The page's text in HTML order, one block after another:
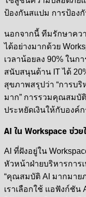
ป้องกันสแปม การป้อง
นอกจากนี้ ทีมรักษาคว
ได้อย่างมากด้วย
เวลาน้อยลง 90% ในก
สนับสนุนด้าน IT ได้
สุขภาพสรุปว่า “การบริ
มาก” การรวมคุณสมบั
ประหยัดเงินให้กับองค์
AI ใน Workspace ช่ว
AI ที่ฝังอยู่ใน
หัวหน้าฝ่ายบริหารการ
“คุณสมบัติ AI มากมาย
เราเลือกใช้ แอฟังก์ชัน